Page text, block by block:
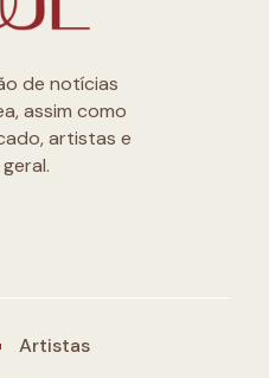
de notícias
assim como
artistas e
Artistas